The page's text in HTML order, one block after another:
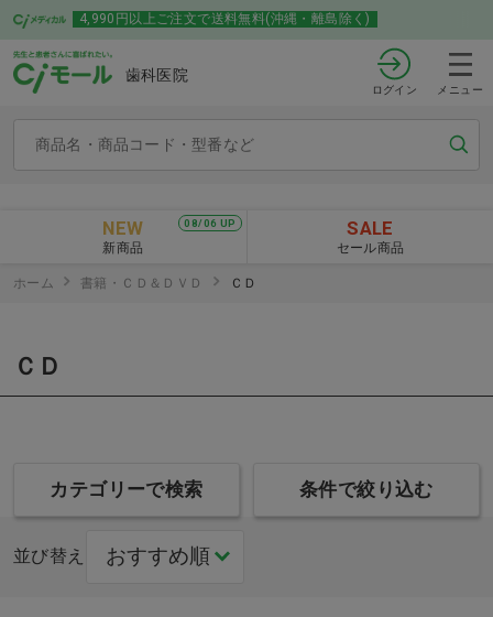
4,990円以上ご注文で送料無料(沖縄・離島除く)
歯科医院
ログイン メニュー
08/06 UP
NEW
新商品
SALE
セール商品
ホーム 書籍・ＣＤ＆ＤＶＤ ＣＤ
ＣＤ
カテゴリーで検索 条件で絞り込む
並び替え